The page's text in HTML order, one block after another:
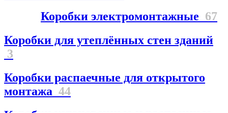
Коробки электромонтажные 67
Коробки для утеплённых стен зданий
3
Коробки распаечные для открытого
монтажа 44